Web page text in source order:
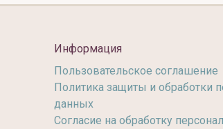
Информация
Пользовательское соглашение
Политика защиты и обработки
данных
Согласие на обработку